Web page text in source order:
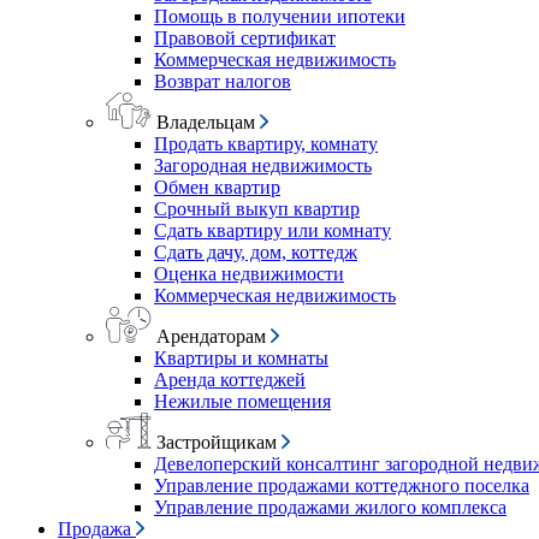
Помощь в получении ипотеки
Правовой сертификат
Коммерческая недвижимость
Возврат налогов
Владельцам
Продать квартиру, комнату
Загородная недвижимость
Обмен квартир
Срочный выкуп квартир
Сдать квартиру или комнату
Сдать дачу, дом, коттедж
Оценка недвижимости
Коммерческая недвижимость
Арендаторам
Квартиры и комнаты
Аренда коттеджей
Нежилые помещения
Застройщикам
Девелоперский консалтинг загородной
Управление продажами коттеджного поселка
Управление продажами жилого комплекса
Продажа